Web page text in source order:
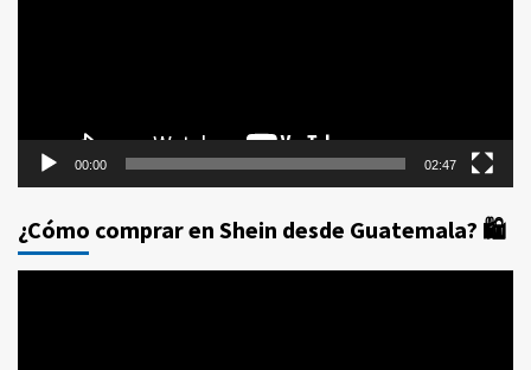
00:00 02:47
¿Cómo comprar en Shein desde Guatemala? 🛍️